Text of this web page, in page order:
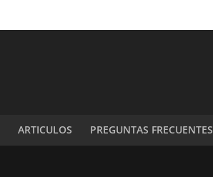
ARTICULOS PREGUNTAS FRECUENTES